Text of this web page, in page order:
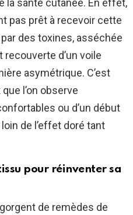
la santé cutanée. En effet,
pas prêt à recevoir cette
des toxines, asséchée
d’un voile
asymétrique. C’est
l’on observe
ou d’un début
de l’effet doré tant
pour réinventer sa
de remèdes de